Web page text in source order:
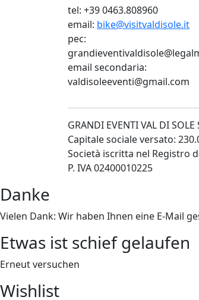
tel: +39 0463.808960
email: bike@visitvaldisole.it
pec:
email secondaria:
valdisoleeventi@gmail.com
GRANDI EVENTI VAL DI SOLE
Capitale sociale versato:
Società iscritta nel Registro
P. IVA 02400010225
Danke
Vielen Dank: Wir haben Ihnen eine E-Mail
Etwas ist schief gelaufen
Erneut versuchen
Wishlist